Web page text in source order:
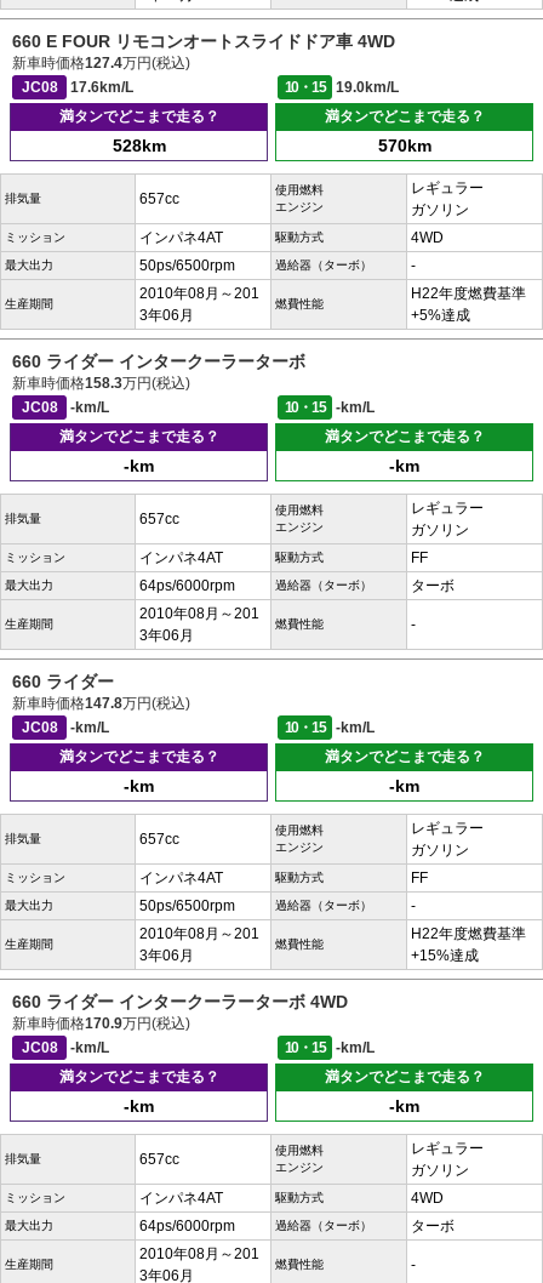
660 E FOUR リモコンオートスライドドア車 4WD
新車時価格127.4万円(税込)
JC08
17.6km/L 10・15
19.0km/L
満タンでどこまで走る？
528km
満タンでどこまで走る？
570km
排気量 657cc
使用燃料
エンジン
レギュラー
ガソリン
ミッション インパネ4AT 駆動方式 4WD
最大出力 50ps/6500rpm 過給器（ターボ） -
生産期間
2010年08月～201
3年06月
燃費性能
H22年度燃費基準
+5%達成
660 ライダー インタークーラーターボ
新車時価格158.3万円(税込)
JC08
-km/L 10・15
-km/L
満タンでどこまで走る？
-km
満タンでどこまで走る？
-km
排気量 657cc
使用燃料
エンジン
レギュラー
ガソリン
ミッション インパネ4AT 駆動方式 FF
最大出力 64ps/6000rpm 過給器（ターボ） ターボ
生産期間
2010年08月～201
3年06月
燃費性能 -
660 ライダー
新車時価格147.8万円(税込)
JC08
-km/L 10・15
-km/L
満タンでどこまで走る？
-km
満タンでどこまで走る？
-km
排気量 657cc
使用燃料
エンジン
レギュラー
ガソリン
ミッション インパネ4AT 駆動方式 FF
最大出力 50ps/6500rpm 過給器（ターボ） -
生産期間
2010年08月～201
3年06月
燃費性能
H22年度燃費基準
+15%達成
660 ライダー インタークーラーターボ 4WD
新車時価格170.9万円(税込)
JC08
-km/L 10・15
-km/L
満タンでどこまで走る？
-km
満タンでどこまで走る？
-km
排気量 657cc
使用燃料
エンジン
レギュラー
ガソリン
ミッション インパネ4AT 駆動方式 4WD
最大出力 64ps/6000rpm 過給器（ターボ） ターボ
生産期間
2010年08月～201
3年06月
燃費性能 -